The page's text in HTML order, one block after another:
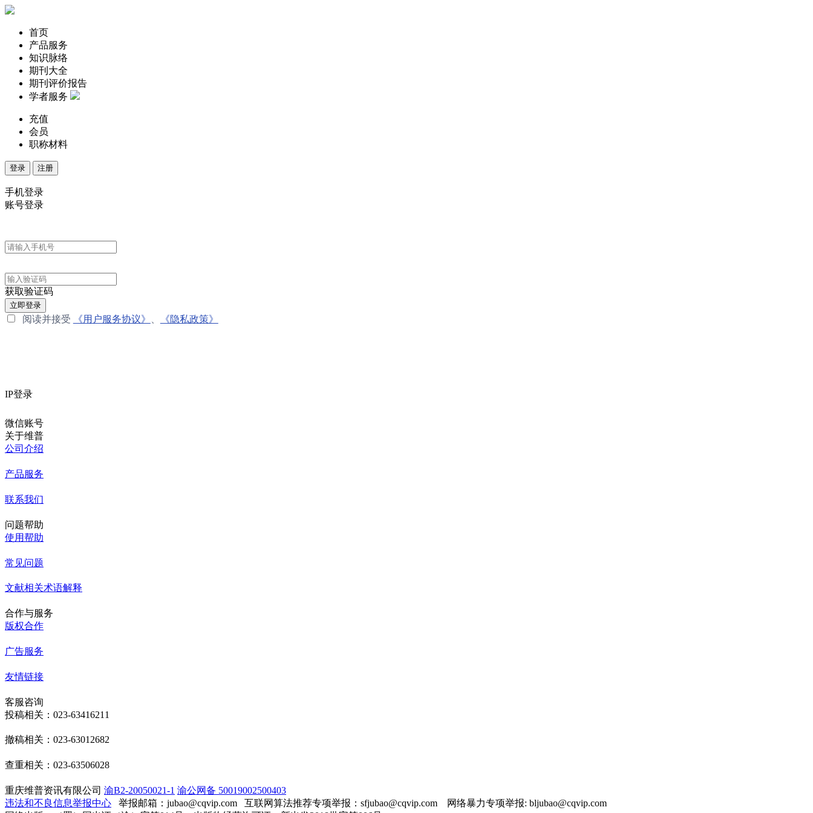
首页
产品服务
知识脉络
期刊大全
期刊评价报告
学者服务
充值
会员
职称材料
登录 注册
手机登录
账号登录
获取验证码
立即登录
阅读并接受 《用户服务协议》 《隐私政策》
IP登录
微信账号
关于维普
公司介绍
产品服务
联系我们
问题帮助
使用帮助
常见问题
文献相关术语解释
合作与服务
版权合作
广告服务
友情链接
客服咨询
投稿相关：023-63416211
撤稿相关：023-63012682
查重相关：023-63506028
重庆维普资讯有限公司 渝B2-20050021-1 渝公网备 50019002500403
违法和不良信息举报中心 举报邮箱：jubao@cqvip.com 互联网算法推荐专项举报：sfjubao@cqvip.com 网络暴力专项举报: bljubao@cqvip.com